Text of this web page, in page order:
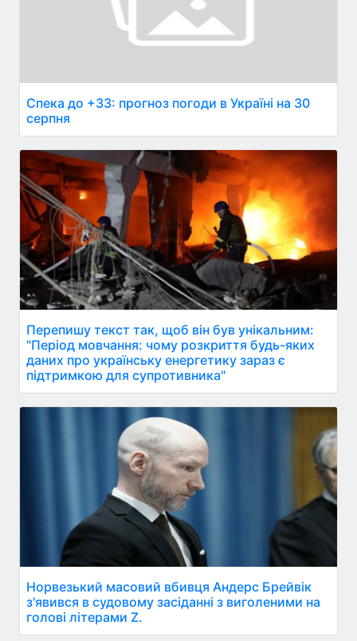
Спека до +33: прогноз погоди в Україні на 30
серпня
Перепишу текст так, щоб він був унікальним:
"Період мовчання: чому розкриття будь-яких
даних про українську енергетику зараз є
підтримкою для супротивника"
Норвезький масовий вбивця Андерс Брейвік
з'явився в судовому засіданні з виголеними на
голові літерами Z.